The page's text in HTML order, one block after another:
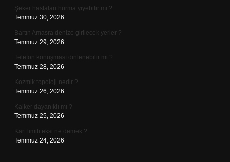
Şeker hastaları hurma yiyebilir mi ?
Temmuz 30, 2026
Bartın Amasra denize girilecek yerler ?
Temmuz 29, 2026
Telefon konuşması dinlenebilir mi ?
Temmuz 28, 2026
Kozmik topoloji nedir ?
Temmuz 26, 2026
Kalker dayanıklı mı ?
Temmuz 25, 2026
Kart limiti eksi ne demek ?
Temmuz 24, 2026